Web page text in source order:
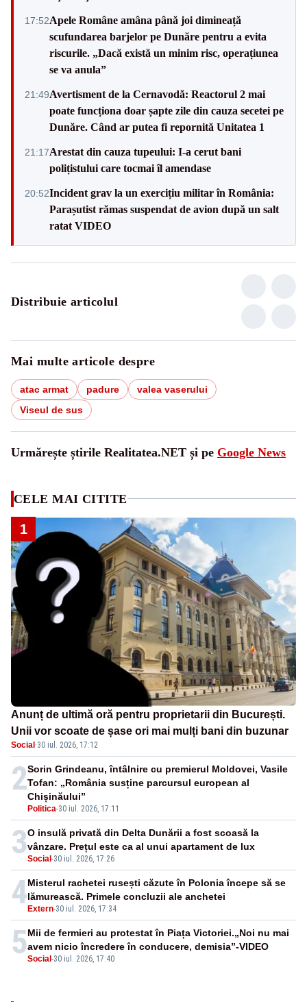
17:52Apele Române amâna până joi dimineață
scufundarea barjelor pe Dunăre pentru a evita
riscurile. „Dacă există un minim risc, operațiunea
se va anula”
21:49Avertisment de la Cernavodă: Reactorul 2 mai
poate funcționa doar șapte zile din cauza secetei pe
Dunăre. Când ar putea fi repornită Unitatea 1
21:17Arestat din cauza tupeului: I-a cerut bani
polițistului care tocmai îl amendase
20:52Incident grav la un exercițiu militar în România:
Parașutist rămas suspendat de avion după un salt
ratat VIDEO
Distribuie articolul
Mai multe articole despre
atac armat padure
valea vaserului
Viseul de sus
Urmărește știrile Realitatea.NET și pe Google News
CELE MAI CITITE
1
Anunț de ultimă oră pentru proprietarii din București.
Unii vor scoate de șase ori mai mulți bani din buzunar
Social ·30 iul. 2026, 17:12
2
Politica-30 iul. 2026, 17:11
Sorin Grindeanu, întâlnire cu premierul Moldovei, Vasile
Tofan: „România susține parcursul european al
Chișinăului”
3Social -30 iul. 2026, 17:26
O insulă privată din Delta Dunării a fost scoasă la
vânzare. Prețul este ca al unui apartament de lux
4 Extern-30 iul. 2026, 17:34
Misterul rachetei rusești căzute în Polonia începe să se
lămurească. Primele concluzii ale anchetei
5Social -30 iul. 2026, 17:40
Mii de fermieri au protestat în Piața Victoriei.„Noi nu mai
avem nicio încredere în conducere, demisia”-VIDEO